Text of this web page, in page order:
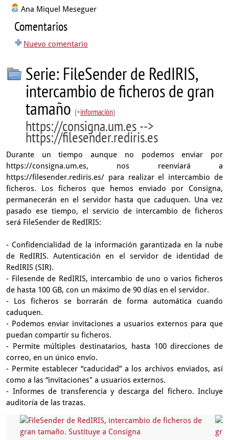
Ana Miquel Meseguer
Comentarios
Nuevo comentario
Serie: FileSender de RedIRIS,
intercambio de ficheros de gran
tamaño (+información)
https://consigna.um.es -->
https://filesender.rediris.es
Durante un tiempo aunque no podemos enviar por
https://consigna.um.es, nos reenviará a
https://filesender.rediris.es/ para realizar el intercambio de
ficheros. Los ficheros que hemos enviado por Consigna,
permanecerán en el servidor hasta que caduquen. Una vez
pasado ese tiempo, el servicio de intercambio de ficheros
será FileSender de RedIRIS:
- Confidencialidad de la información garantizada en la nube
de RedIRIS. Autenticación en el servidor de identidad de
RedIRIS (SIR).
- Filesende de RedIRIS, intercambio de uno o varios ficheros
de hasta 100 GB, con un máximo de 90 días en el servidor.
- Los ficheros se borrarán de forma automática cuando
caduquen.
- Podemos enviar invitaciones a usuarios externos para que
puedan compartir su ficheros.
- Permite múltiples destinatarios, hasta 100 direcciones de
correo, en un único envío.
- Permite establecer “caducidad” a los archivos enviados, así
como a las “invitaciones" a usuarios externos.
- Informes de transferencia y descarga del fichero. Incluye
auditoría de las trazas.